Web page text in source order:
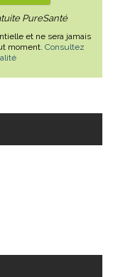
PureSanté
et ne sera jamais
moment. Consultez